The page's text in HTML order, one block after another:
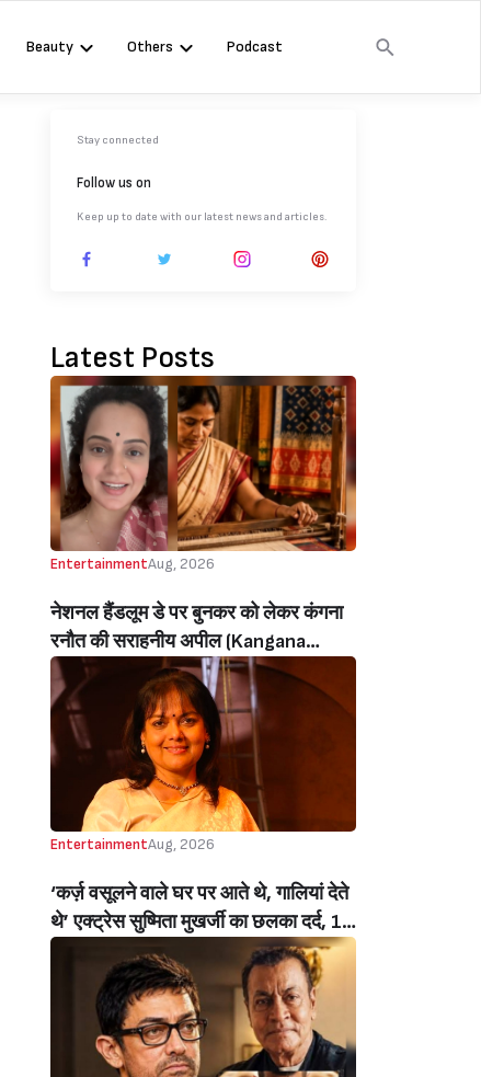
Beauty Others Podcast
Stay connected
Follow us on
Keep up to date with our latest news and articles.
Latest Posts
EntertainmentAug, 2026
नेशनल हैंडलूम डे पर बुनकर को लेकर कंगना
रनौत की सराहनीय अपील (Kangana
Ranaut’s Commendable Appeal
Regarding Weavers On National
Handloom Day)
EntertainmentAug, 2026
‘कर्ज़ वसूलने वाले घर पर आते थे, गालियां देते
थे’ एक्ट्रेस सुष्मिता मुखर्जी का छलका दर्द, 1
करोड़ का कर्ज उतारने के लिए करनी पड़ी थी
C ग्रेड फिल्में, बोलीं- ‘मैंने अपनी आत्मा बेच दी
थी’ (‘I Sold My Soul’ Actress
Sushmita Mukherjee Recalls Doing
C-Grade Films To Pay Loan)